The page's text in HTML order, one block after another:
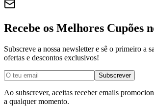
Recebe os Melhores Cupões
Subscreve a nossa newsletter e sê o primeiro a
ofertas e descontos exclusivos!
Subscrever
Ao subscrever, aceitas receber emails
a qualquer momento.